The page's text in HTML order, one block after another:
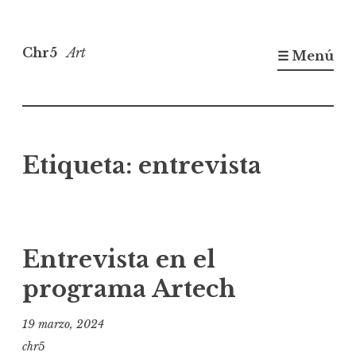
al
Chr5 Art ☰ Menú
Etiqueta: entrevista
Entrevista en el
programa Artech
19 marzo, 2024
chr5